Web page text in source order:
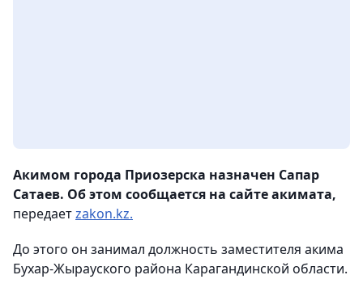
Акимом города Приозерска назначен Сапар
Сатаев. Об этом сообщается на сайте акимата,
передаетzakon.kz.
До этого он занимал должность заместителя акима
Бухар-Жырауского района Карагандинской области.